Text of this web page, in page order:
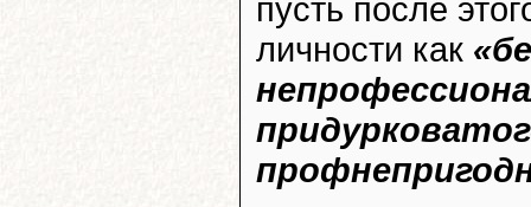
пусть после
личности как